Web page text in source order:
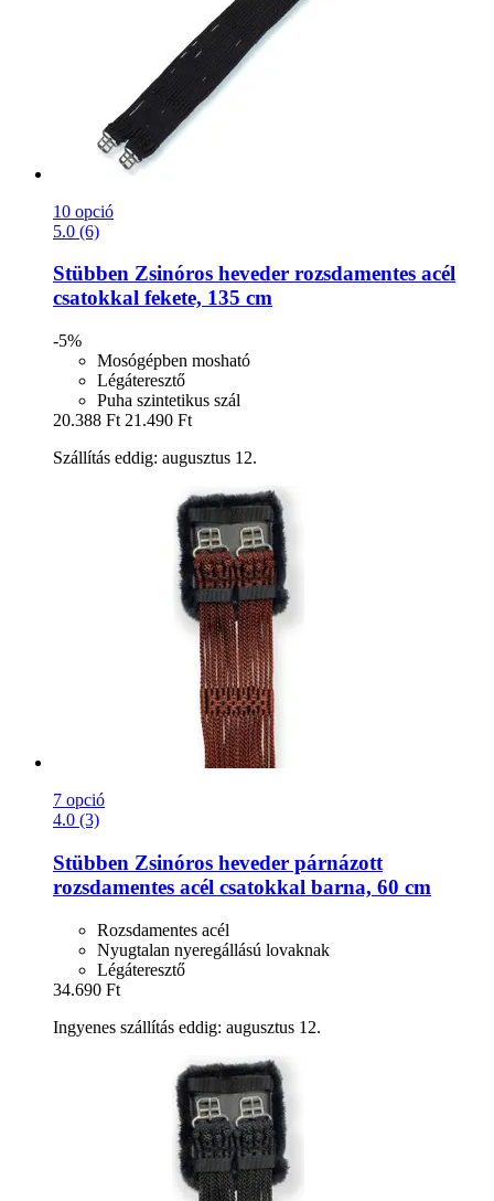
10 opció
5.0 (6)
Stübben Zsinóros heveder rozsdamentes acél
csatokkal fekete, 135 cm
-5%
Mosógépben mosható
Légáteresztő
Puha szintetikus szál
20.388 Ft 21.490 Ft
Szállítás eddig: augusztus 12.
7 opció
4.0 (3)
Stübben Zsinóros heveder párnázott
rozsdamentes acél csatokkal barna, 60 cm
Rozsdamentes acél
Nyugtalan nyeregállású lovaknak
Légáteresztő
34.690 Ft
Ingyenes szállítás eddig: augusztus 12.